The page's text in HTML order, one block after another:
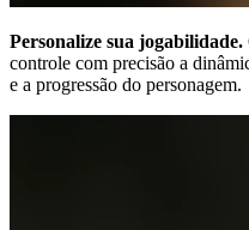
Personalize sua jogabilidade.
controle com precisão a
e a progressão do personagem.